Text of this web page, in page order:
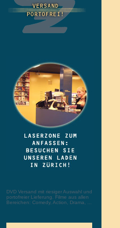
DVD Versand mit riesiger Auswahl und
portofreier Lieferung. Filme aus allen
Bereichen: Comedy, Action, Drama, ...